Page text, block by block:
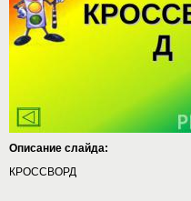
Описание слайда:
КРОССВОРД